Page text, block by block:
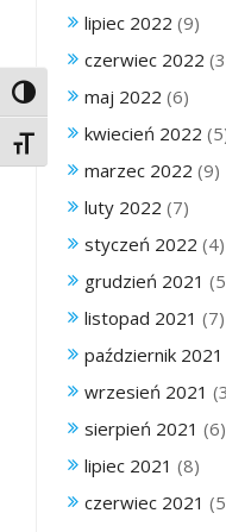
Toggle High Contrast
Toggle Font size
lipiec 2022 (9)
czerwiec 2022
maj 2022 (6)
kwiecień 2022
marzec 2022 (9)
luty 2022 (7)
styczeń 2022 (4)
grudzień 2021
listopad 2021 (7)
październik 2021
wrzesień 2021
sierpień 2021 (6)
lipiec 2021 (8)
czerwiec 2021